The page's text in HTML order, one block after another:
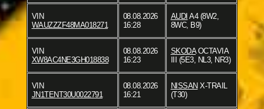
VIN
WAUZZZF48MA018271
08.08.2026
16:28
AUDI A4 (8W2,
8WC, B9)
VIN
XW8AC4NE3GH018838
08.08.2026
16:23
SKODAOCTAVIA
III (5E3, NL3, NR3)
VIN
JN1TENT30U0022791
08.08.2026
16:21
NISSAN X-TRAIL
(T30)